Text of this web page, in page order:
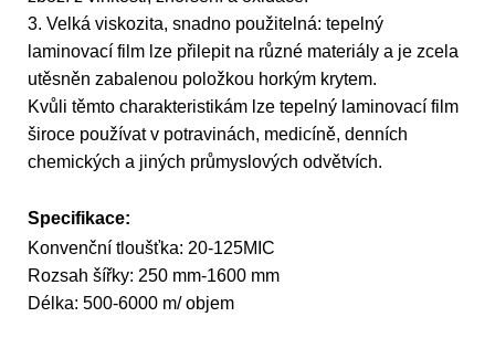
3. Velká viskozita, snadno použitelná: tepelný
laminovací film lze přilepit na různé materiály a je zcela
utěsněn zabalenou položkou horkým krytem.
Kvůli těmto charakteristikám lze tepelný laminovací film
široce používat v potravinách, medicíně, denních
chemických a jiných průmyslových odvětvích.
Specifikace:
Konvenční tloušťka: 20-125MIC
Rozsah šířky: 250 mm-1600 mm
Délka: 500-6000 m/ objem